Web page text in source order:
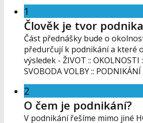
1
Člověk je tvor
Část přednášky bude o
předurčují k podnikání a které
výsledek - ŽIVOT :: OKOLNOSTI
SVOBODA VOLBY :: PODNIKÁNÍ
2
O čem je podnikání?
V podnikání řešíme mimo jiné